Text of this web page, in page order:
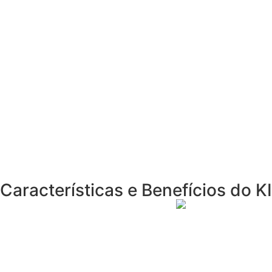
Características e Benefícios do